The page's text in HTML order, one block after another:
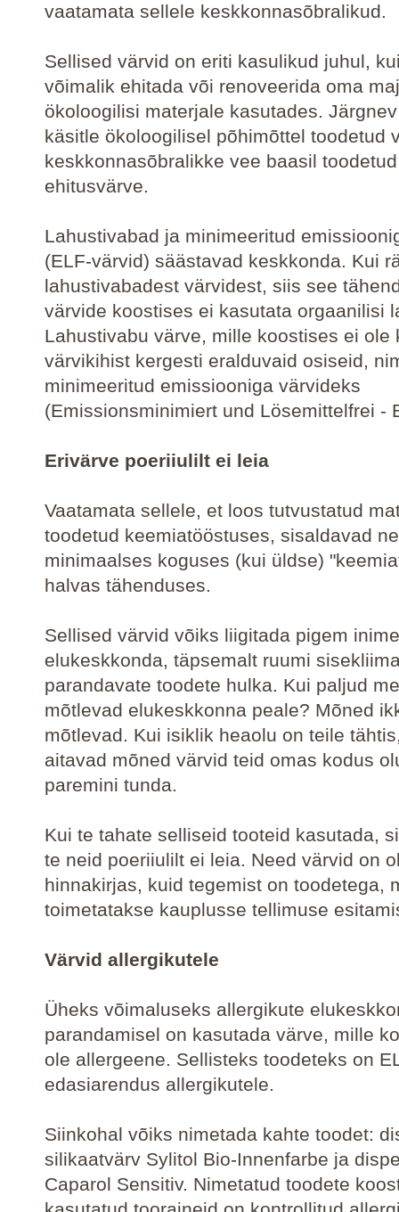
vaatamata sellele keskkonnasõbralikud.
Sellised värvid on eriti kasulikud juhul,
võimalik ehitada või renoveerida oma
ökoloogilisi materjale kasutades.
käsitle ökoloogilisel põhimõttel toodetud
keskkonnasõbralikke vee baasil toodetud
ehitusvärve.
Lahustivabad ja minimeeritud
(ELF-värvid) säästavad keskkonda. Kui
lahustivabadest värvidest, siis see
värvide koostises ei kasutata orgaanilisi
Lahustivabu värve, mille koostises ei ole
värvikihist kergesti eralduvaid osiseid,
minimeeritud emissiooniga värvideks
(Emissionsminimiert und Lösemittelfrei -
Erivärve poeriiulilt ei leia
Vaatamata sellele, et loos tutvustatud
toodetud keemiatööstuses, sisaldavad
minimaalses koguses (kui üldse)
halvas tähenduses.
Sellised värvid võiks liigitada pigem
elukeskkonda, täpsemalt ruumi
parandavate toodete hulka. Kui paljud
mõtlevad elukeskkonna peale? Mõned
mõtlevad. Kui isiklik heaolu on teile
aitavad mõned värvid teid omas kodus
paremini tunda.
Kui te tahate selliseid tooteid kasutada,
te neid poeriiulilt ei leia. Need värvid on
hinnakirjas, kuid tegemist on toodetega,
toimetatakse kauplusse tellimuse
Värvid allergikutele
Üheks võimaluseks allergikute
parandamisel on kasutada värve, mille
ole allergeene. Sellisteks toodeteks on
edasiarendus allergikutele.
Siinkohal võiks nimetada kahte toodet:
silikaatvärv Sylitol Bio-Innenfarbe ja
Caparol Sensitiv. Nimetatud toodete